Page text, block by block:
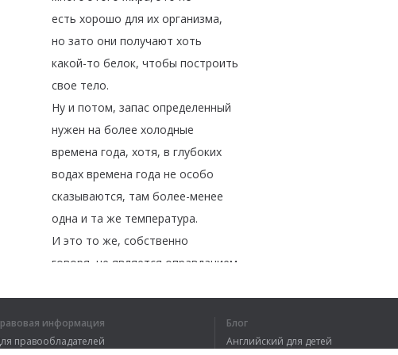
есть хорошо для их организма,
но зато они получают хоть
какой-то белок, чтобы построить
свое тело.
Ну и потом, запас определенный
нужен на более холодные
времена года, хотя, в глубоких
водах времена года не особо
сказываются, там более-менее
одна и та же температура.
И это то же, собственно
говоря не является оправданием
в печени жир
Для печени это плохо,это
Правовая информация
Для правообладателей
Блог
Английский для детей